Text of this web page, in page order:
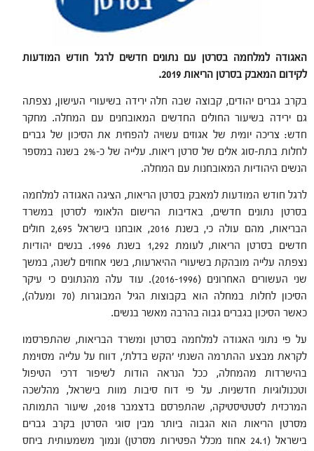
האגודה למלחמה בסרטן עם נתונים חדשים לרגל חודש המודעות
לקידום המאבק בסרטן הריאות 2019.
בקרב גברים יהודים, קבוצה שבה חלה ירידה בשיעורי העישון, נצפתה
גם ירידה בשיעור החולים החדשים המאובחנים עם המחלה. מחקר
חדש: צריכה יומית של אגוזים עשויה להפחית את הסיכון של גברים
לחלות בתת-סוג אלים של סרטן ריאות. עלייה של כ-2% בשנה במספר
הנשים היהודיות המאובחנות עם המחלה.
לרגל חודש המודעות למאבק בסרטן הריאות, הציגה האגודה למלחמה
בסרטן נתונים חדשים, באדיבות הרישום הלאומי לסרטן במשרד
הבריאות, מהם עולה כי, בשנת 2016, אובחנו בישראל 2,695 חולים
חדשים בסרטן הריאות, לעומת 1,292 בשנת 1996. בנשים יהודיות
נצפתה עלייה מובהקת בשיעורי ההיארעות, בשני אחוזים לשנה, במשך
שני העשורים האחרונים (2016-1996). עוד עלה מהנתונים כי עיקר
הסיכון לחלות במחלה הוא בקבוצות הגיל המבוגרות (70 ומעלה),
כאשר הסיכון בגברים גבוה בהרבה מאשר בנשים.
על פי נתוני האגודה למלחמה בסרטן ומשרד הבריאות, שהתפרסמו
לקראת מבצע ההתרמה השנתי 'הקש בדלת', דווח על עלייה מסוימת
בהישרדות מהמחלה, ככל הנראה הודות לשיפור דרכי הטיפול
וטכנולוגיות חדשניות. על פי דוח סיבות מוות בישראל, מהלשכה
המרכזית לסטטיסטיקה, שהתפרסם בדצמבר 2018, שיעור התמותה
מסרטן הריאות הוא הגבוה ביותר מבין סוגי הסרטן בקרב גברים
בישראל (24.1 אחוז מכלל הפטירות מסרטן) ונמוך משמעותית ביחס